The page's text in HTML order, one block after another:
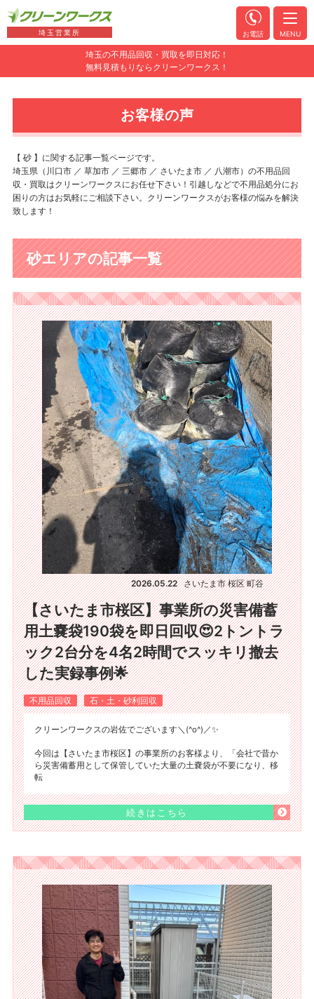
埼玉の不用品回収・買取を即日対応！
無料見積もりならクリーンワークス！
埼玉営業所 お電話 MENU
お客様の声
【 砂 】に関する記事一覧ページです。
埼玉県（川口市 ／ 草加市 ／ 三郷市 ／ さいたま市 ／ 八潮市）の不用品回
収・買取はクリーンワークスにお任せ下さい！引越しなどで不用品処分にお
困りの方はお気軽にご相談下さい。クリーンワークスがお客様の悩みを解決
致します！
砂エリアの記事一覧
2026.05.22 さいたま市 桜区 町谷
【さいたま市桜区】事業所の災害備蓄
用土嚢袋190袋を即日回収😍2トントラ
ック2台分を4名2時間でスッキリ撤去
した実録事例🌟
不用品回収 石・土・砂利回収
クリーンワークスの岩佐でございます＼(^o^)／✨
今回は【さいたま市桜区】の事業所のお客様より、「会社で昔か
ら災害備蓄用として保管していた大量の土嚢袋が不要になり、移
転
続きはこちら